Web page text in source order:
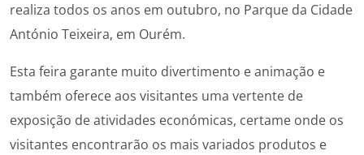
realiza todos os anos em outubro, no Parque da Cidade
António Teixeira, em Ourém.
Esta feira garante muito divertimento e animação e
também oferece aos visitantes uma vertente de
exposição de atividades económicas, certame onde os
visitantes encontrarão os mais variados produtos e